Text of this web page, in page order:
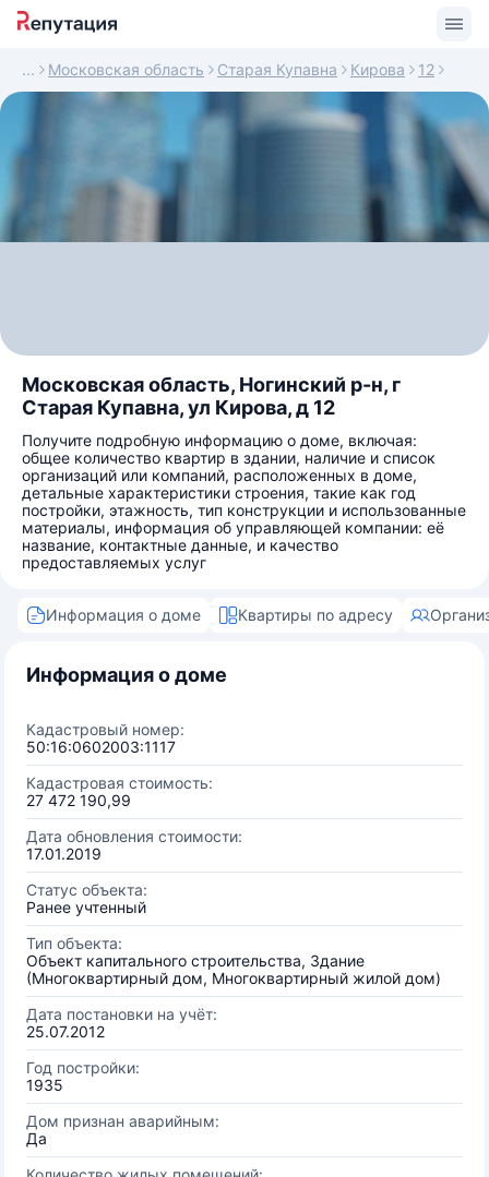
Московская область Старая Купавна Кирова 12
Московская область, Ногинский р-н, г
Старая Купавна, ул Кирова, д 12
Получите подробную информацию о доме, включая:
общее количество квартир в здании, наличие и список
организаций или компаний, расположенных в доме,
детальные характеристики строения, такие как год
постройки, этажность, тип конструкции и использованные
материалы, информация об управляющей компании: её
название, контактные данные, и качество
предоставляемых услуг
Информация о доме Квартиры по адресу
Информация о доме
Кадастровый номер:
50:16:0602003:1117
Кадастровая стоимость:
27 472 190,99
Дата обновления стоимости:
17.01.2019
Статус объекта:
Ранее учтенный
Тип объекта:
Объект капитального строительства, Здание
(Многоквартирный дом, Многоквартирный жилой дом)
Дата постановки на учёт:
25.07.2012
Год постройки:
1935
Дом признан аварийным:
Да